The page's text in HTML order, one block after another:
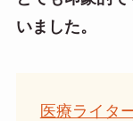
いました。
医療ライタ